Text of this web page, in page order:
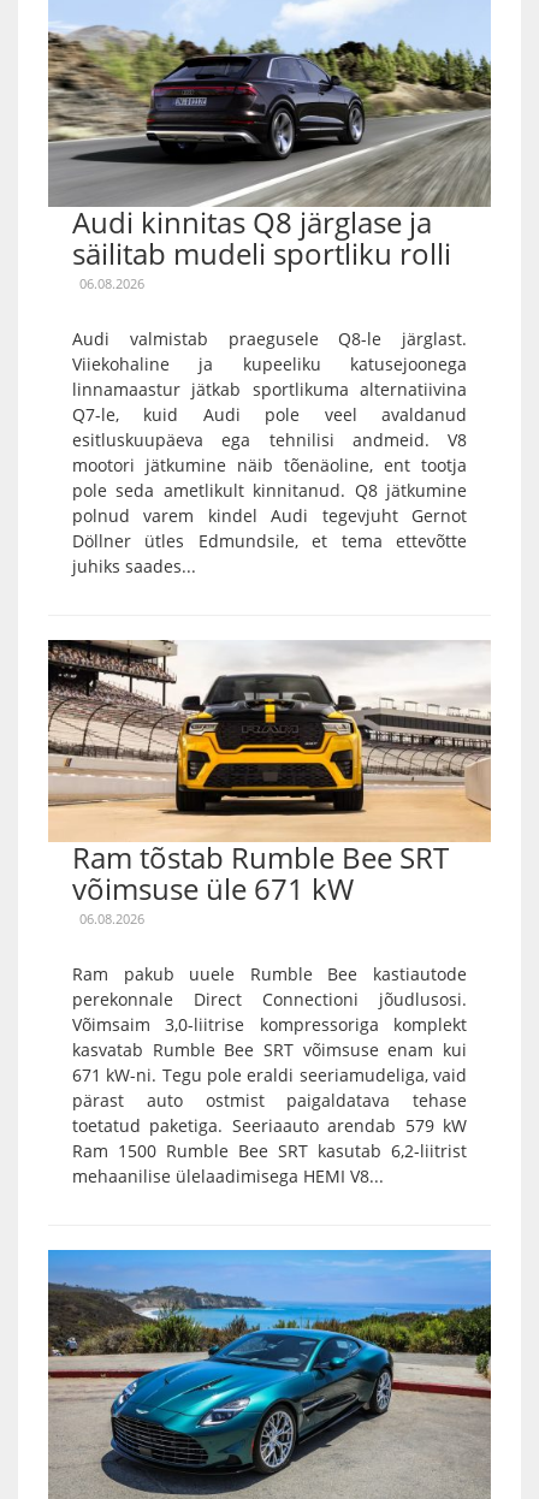
Audi kinnitas Q8 järglase ja
säilitab mudeli sportliku rolli
06.08.2026
Audi valmistab praegusele Q8-le järglast.
Viiekohaline ja kupeeliku katusejoonega
linnamaastur jätkab sportlikuma alternatiivina
Q7-le, kuid Audi pole veel avaldanud
esitluskuupäeva ega tehnilisi andmeid. V8
mootori jätkumine näib tõenäoline, ent tootja
pole seda ametlikult kinnitanud. Q8 jätkumine
polnud varem kindel Audi tegevjuht Gernot
Döllner ütles Edmundsile, et tema ettevõtte
juhiks saades...
Ram tõstab Rumble Bee SRT
võimsuse üle 671 kW
06.08.2026
Ram pakub uuele Rumble Bee kastiautode
perekonnale Direct Connectioni jõudlusosi.
Võimsaim 3,0-liitrise kompressoriga komplekt
kasvatab Rumble Bee SRT võimsuse enam kui
671 kW-ni. Tegu pole eraldi seeriamudeliga, vaid
pärast auto ostmist paigaldatava tehase
toetatud paketiga. Seeriaauto arendab 579 kW
Ram 1500 Rumble Bee SRT kasutab 6,2-liitrist
mehaanilise ülelaadimisega HEMI V8...